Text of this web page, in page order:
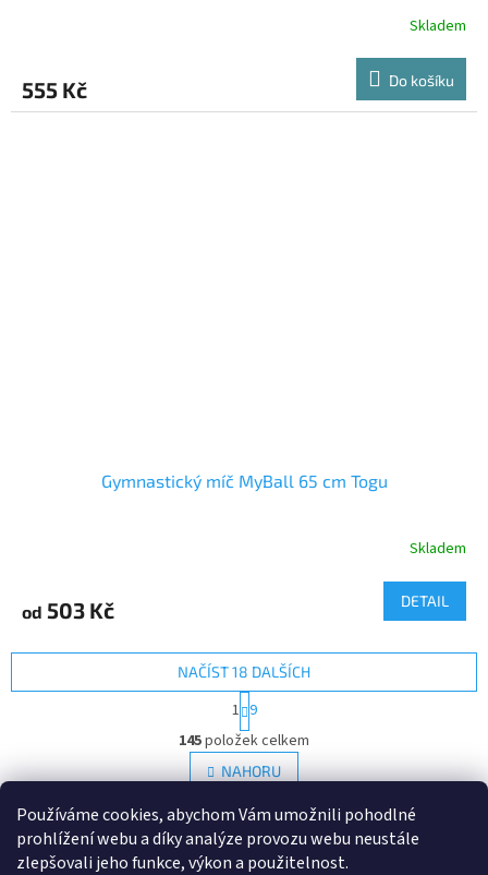
Používáme cookies, abychom Vám umožnili pohodlné
prohlížení webu a díky analýze provozu webu neustále
zlepšovali jeho funkce, výkon a použitelnost.
Skladem
555 Kč Do košíku
Gymnastický míč MyBall 65 cm Togu
Skladem
od 503 Kč DETAIL
O
v
l
d
a
c
NAČÍST 18 DALŠÍCH
S
t
r
á
n
o
á
n
1 9
145položek celkem
NAHORU